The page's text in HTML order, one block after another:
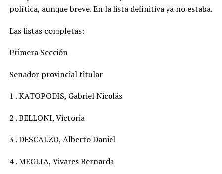
política, aunque breve. En la lista definitiva ya no estaba.
Las listas completas:
Primera Sección
Senador provincial titular
1 . KATOPODIS, Gabriel Nicolás
2 . BELLONI, Victoria
3 . DESCALZO, Alberto Daniel
4 . MEGLIA, Vivares Bernarda